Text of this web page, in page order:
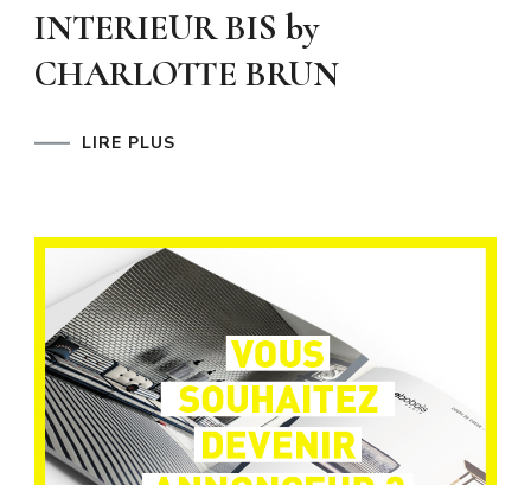
INTERIEUR BIS by
CHARLOTTE BRUN
LIRE PLUS